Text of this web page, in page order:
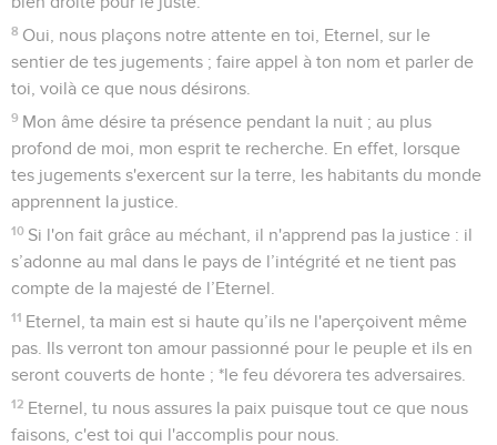
8 Oui, nous plaçons notre attente en toi, Eternel, sur le
sentier de tes jugements ; faire appel à ton nom et parler de
toi, voilà ce que nous désirons.
9 Mon âme désire ta présence pendant la nuit ; au plus
profond de moi, mon esprit te recherche. En effet, lorsque
tes jugements s'exercent sur la terre, les habitants du monde
apprennent la justice.
10 Si l'on fait grâce au méchant, il n'apprend pas la justice : il
s’adonne au mal dans le pays de l’intégrité et ne tient pas
compte de la majesté de l’Eternel.
11 Eternel, ta main est si haute qu’ils ne l'aperçoivent même
pas. Ils verront ton amour passionné pour le peuple et ils en
seront couverts de honte ; *le feu dévorera tes adversaires.
12 Eternel, tu nous assures la paix puisque tout ce que nous
faisons, c'est toi qui l'accomplis pour nous.